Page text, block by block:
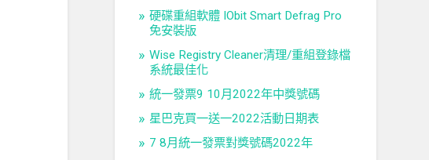
硬碟重組軟體 IObit Smart Defrag Pro
免安裝版
Wise Registry Cleaner清理/重組登錄檔
系統最佳化
統一發票9 10月2022年中獎號碼
星巴克買一送一2022活動日期表
7 8月統一發票對獎號碼2022年